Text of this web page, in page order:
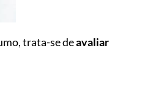
trata-se deavaliar